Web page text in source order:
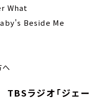
What
Beside Me
ラジオ「ジェー